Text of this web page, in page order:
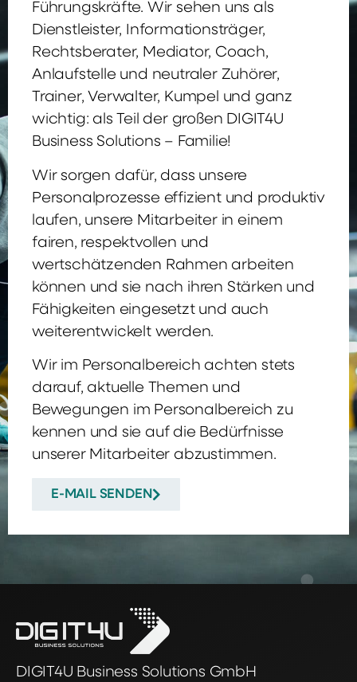
Führungskräfte. Wir sehen uns als
Dienstleister, Informationsträger,
Rechtsberater, Mediator, Coach,
Anlaufstelle und neutraler Zuhörer,
Trainer, Verwalter, Kumpel und ganz
wichtig: als Teil der großen DIGIT4U
Business Solutions – Familie!
Wir sorgen dafür, dass unsere
Personalprozesse effizient und produktiv
laufen, unsere Mitarbeiter in einem
fairen, respektvollen und
wertschätzenden Rahmen arbeiten
können und sie nach ihren Stärken und
Fähigkeiten eingesetzt und auch
weiterentwickelt werden.
Wir im Personalbereich achten stets
darauf, aktuelle Themen und
Bewegungen im Personalbereich zu
kennen und sie auf die Bedürfnisse
unserer Mitarbeiter abzustimmen.
E-MAIL SENDEN
DIGIT4U Business Solutions GmbH